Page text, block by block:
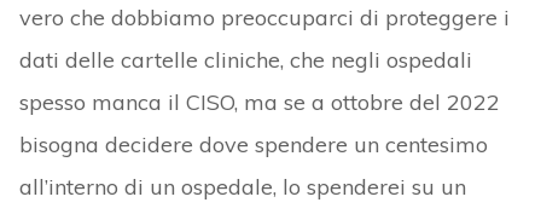
vero che dobbiamo preoccuparci di proteggere i
dati delle cartelle cliniche, che negli ospedali
spesso manca il CISO, ma se a ottobre del 2022
bisogna decidere dove spendere un centesimo
all’interno di un ospedale, lo spenderei su un